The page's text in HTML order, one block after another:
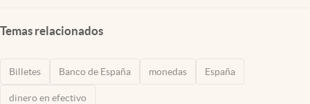
Temas relacionados
Billetes Banco de España monedas España
dinero en efectivo